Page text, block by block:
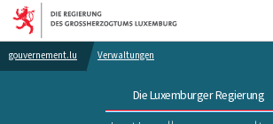
Zur Hauptnavigation
Zum Inhalt
gouvernement.lu Verwaltungen
Die Luxemburger Regierung